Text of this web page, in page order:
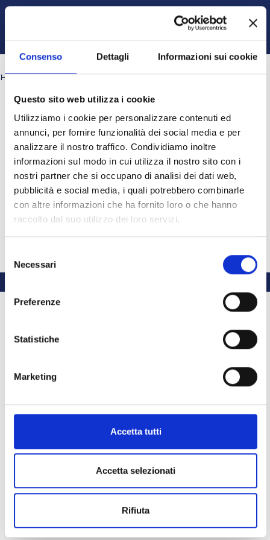
Consenso Dettagli Informazioni sui cookie
Questo sito web utilizza i cookie
Utilizziamo i cookie per personalizzare contenuti ed
annunci, per fornire funzionalità dei social media e per
analizzare il nostro traffico. Condividiamo inoltre
informazioni sul modo in cui utilizza il nostro sito con i
nostri partner che si occupano di analisi dei dati web,
pubblicità e social media, i quali potrebbero combinarle
con altre informazioni che ha fornito loro o che hanno
raccolto dal suo utilizzo dei loro servizi.
delNecessari
Preferenze
Statistiche
Marketing
Accetta tutti
Accetta selezionati
Rifiuta
Vai al contenuto principale
Pannello laterale
Attiva/disattiva input di ricerca
Ospite Login
HOME PAGINE DEL SITO TAG CH9_FIG_PTTO_TOT1
Blocchi
Blocchi
Blocchi
Blocchi
ch9_fig_ptto_tot1
Nessun risultato per "ch9_fig_ptto_tot1"
Ottieni l'app mobile
© 2025 - Universita' degli Studi "Magna Græcia" di Catanzaro-
Campus Universitario "Salvatore Venuta"
Viale Europa - Localitá Germaneto (88100) CATANZARO - Tel.